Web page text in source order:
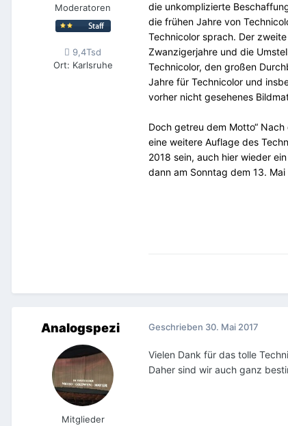
Moderatoren
9,4Tsd
Ort: Karlsruhe
die unkomplizierte
die frühen Jahre von
Technicolor sprach. Der
Zwanzigerjahre und die
Technicolor, den großen
Jahre für Technicolor und
vorher nicht gesehenes
Doch getreu dem Motto“
eine weitere Auflage des
2018 sein, auch hier wieder
dann am Sonntag dem 13.
Analogspezi
Mitglieder
Geschrieben 30. Mai 2017
Vielen Dank für das tolle
Daher sind wir auch ganz